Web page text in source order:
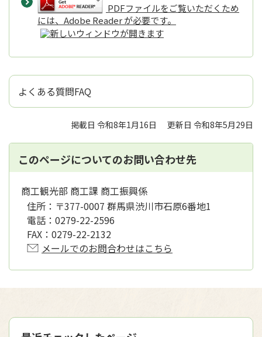
PDFファイルをご覧いただくため
には、Adobe Reader が必要です。
よくある質問FAQ
掲載日 令和8年1月16日 更新日 令和8年5月29日
このページについてのお問い合わせ先
商工観光部 商工課 商工振興係
住所： 〒377-0007 群馬県渋川市石原6番地1
電話： 0279-22-2596
FAX： 0279-22-2132
メールでのお問合わせはこちら